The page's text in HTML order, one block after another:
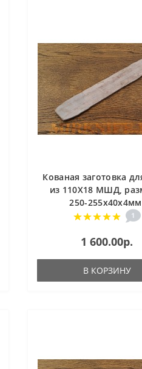
Кованая заготовка
из 110Х18 МШД,
250-
1
1 600.00р.
В КОРЗИНУ